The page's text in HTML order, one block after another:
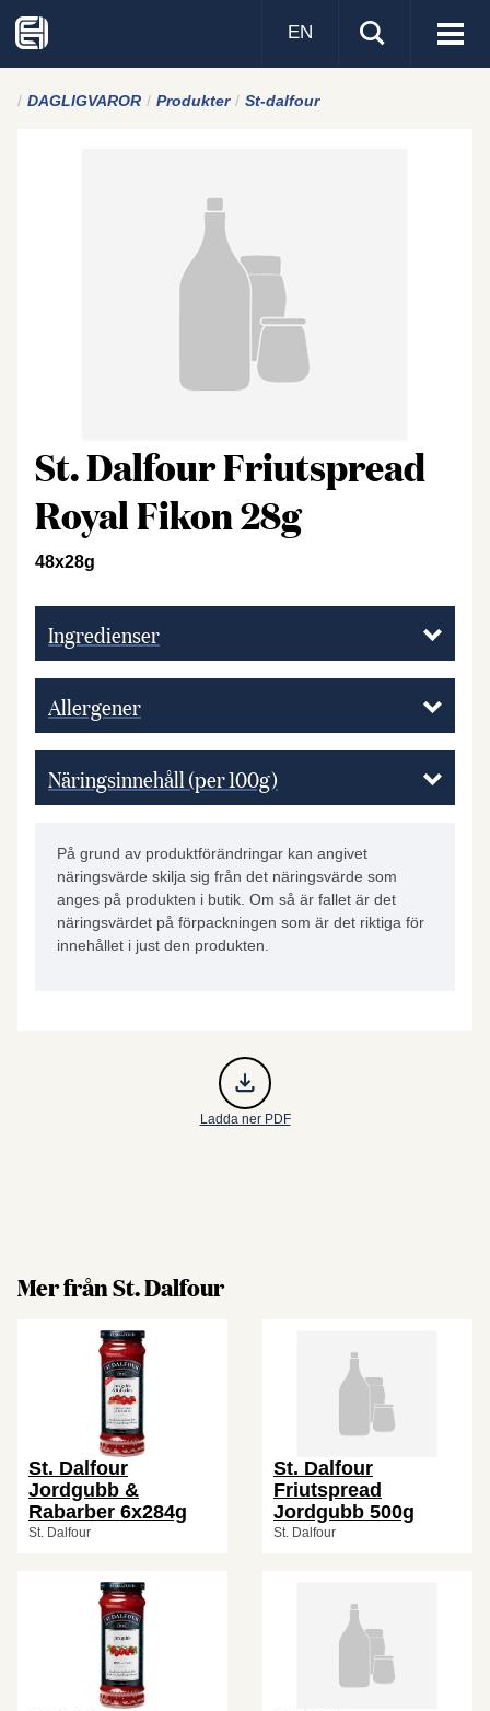
Visa
EN
DAGLIGVAROR Produkter St-dalfour
St. Dalfour Friutspread
Royal Fikon 28g
48x28g
Ingredienser
Allergener
Näringsinnehåll (per 100g)
På grund av produktförändringar kan angivet
näringsvärde skilja sig från det näringsvärde som
anges på produkten i butik. Om så är fallet är det
näringsvärdet på förpackningen som är det riktiga för
innehållet i just den produkten.
Ladda ner PDF
Mer från St. Dalfour
St. Dalfour
Jordgubb &
Rabarber 6x284g
St. Dalfour
St. Dalfour
Friutspread
Jordgubb 500g
St. Dalfour